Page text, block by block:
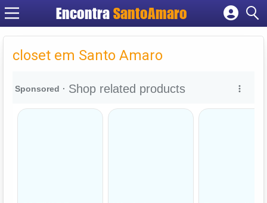
Encontra SantoAmaro
Cadastrar empresa
Criar conta
closet em Santo Amaro